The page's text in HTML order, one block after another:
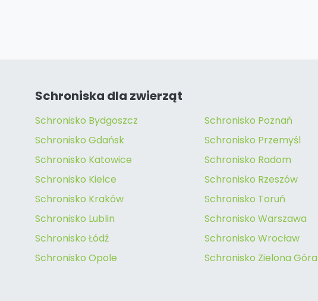
Schroniska dla zwierząt
Schronisko Bydgoszcz
Schronisko Gdańsk
Schronisko Katowice
Schronisko Kielce
Schronisko Kraków
Schronisko Lublin
Schronisko Łódź
Schronisko Opole
Schronisko Poznań
Schronisko Przemyśl
Schronisko Radom
Schronisko Rzeszów
Schronisko Toruń
Schronisko Warszawa
Schronisko Wrocław
Schronisko Zielona Góra